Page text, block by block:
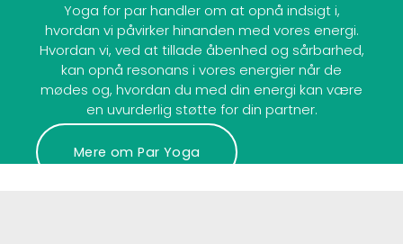
Yoga for par handler om at opnå indsigt i,
hvordan vi påvirker hinanden med vores energi.
Hvordan vi, ved at tillade åbenhed og sårbarhed,
kan opnå resonans i vores energier når de
mødes og, hvordan du med din energi kan være
en uvurderlig støtte for din partner.
Mere om Par Yoga